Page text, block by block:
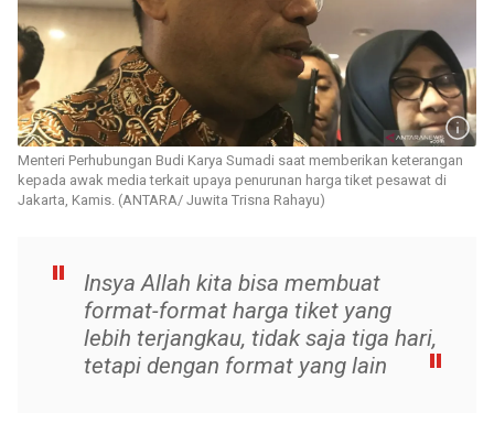
Menteri Perhubungan Budi Karya Sumadi saat memberikan keterangan
kepada awak media terkait upaya penurunan harga tiket pesawat di
Jakarta, Kamis. (ANTARA/ Juwita Trisna Rahayu)
Insya Allah kita bisa membuat
format-format harga tiket yang
lebih terjangkau, tidak saja tiga hari,
tetapi dengan format yang lain